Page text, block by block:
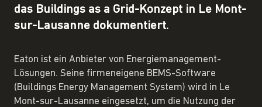
das Buildings as a Grid-Konzept in Le Mont-
sur-Lausanne dokumentiert.
Eaton ist ein Anbieter von Energiemanagement-
Lösungen. Seine firmeneigene BEMS-Software
(Buildings Energy Management System) wird in Le
Mont-sur-Lausanne eingesetzt, um die Nutzung der